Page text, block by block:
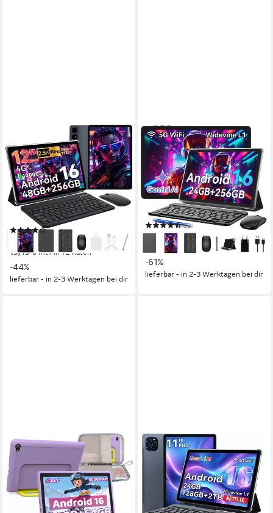
T60 12,2" Android 16 5GWIFI
4G LTE Tastatur/Maus/Hülle
Tablet Tablet
12.2 Zoll Bildschirmdiagonale
256 GB Speichergröße
1600x2400 px Bildschirmauflösung
(5)
168,99 € UVP299,99 €
15,43 € mtl. in 12 Raten
-44%
lieferbar - in 2-3 Werktagen bei dir
VEKFULPC
10" Android 16 256GB mit
Zubehör Tablet
10 Zoll Bildschirmdiagonale
256 GB Speichergröße
1280*800 px Bildschirmauflösung
Produktdatenblatt
(17)
101,99 € UVP
259,99 €
9,31 €mtl. in 12 Raten
-61%
lieferbar - in 2-3 Werktagen bei dir
BUFO
10'' Android 64GB 1280x800
HD IPS WiFi 6 Lern Kinder
Tablet
Bildschirmdiagonale
TABWEE
T9 11" FHD Android 16 WiFi
tablet mit
Tastatur/Maus/Hülle Tablet
11 Zoll Bildschirmdiagonale